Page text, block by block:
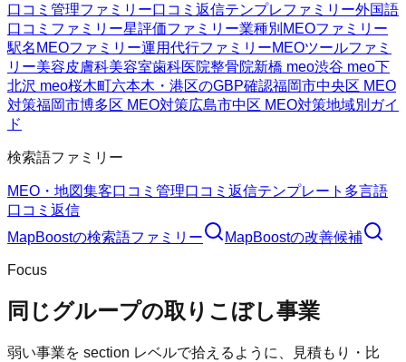
口コミ管理ファミリー口コミ返信テンプレファミリー外国語
口コミファミリー星評価ファミリー業種別MEOファミリー
駅名MEOファミリー運用代行ファミリーMEOツールファミ
リー美容皮膚科美容室歯科医院整骨院新橋 meo渋谷 meo下
北沢 meo桜木町六本木・港区のGBP確認福岡市中央区 MEO
対策福岡市博多区 MEO対策広島市中区 MEO対策地域別ガイ
ド
検索語ファミリー
MEO・地図集客口コミ管理口コミ返信テンプレート 多言語
口コミ返信
MapBoostの検索語ファミリー MapBoostの改善候補
Focus
同じグループの取りこぼし事業
弱い事業を section レベルで拾えるように、見積もり・比